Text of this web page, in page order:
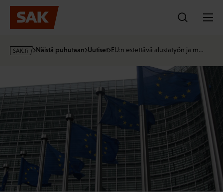
Hyppää
sisältöön
s
Näistä puhutaan Uutiset EU:n estettävä alustatyön ja m…